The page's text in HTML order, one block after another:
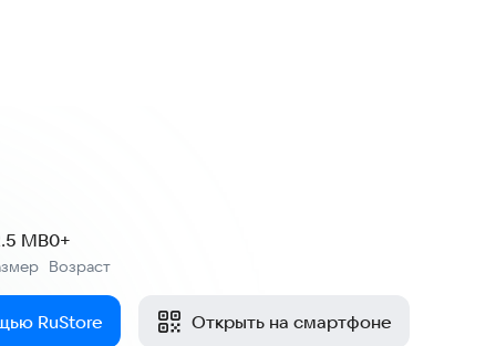
MB
Возраст
0+
RuStore Открыть на смартфоне